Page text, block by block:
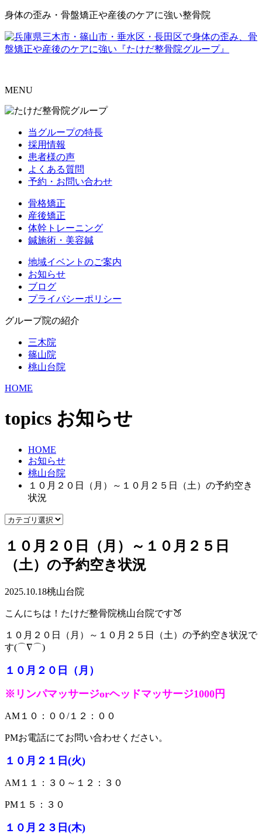
身体の歪み・骨盤矯正や産後のケアに強い整骨院
MENU
当グループの特長
採用情報
患者様の声
よくある質問
予約・お問い合わせ
骨格矯正
産後矯正
体幹トレーニング
鍼施術・美容鍼
地域イベントのご案内
お知らせ
ブログ
プライバシーポリシー
グループ院の紹介
三木院
篠山院
桃山台院
HOME
topics お知らせ
HOME
お知らせ
桃山台院
１０月２０日（月）～１０月２５日（土）の予約空き
状況
１０月２０日（月）～１０月２５日
（土）の予約空き状況
2025.10.18桃山台院
こんにちは！たけだ整骨院桃山台院です🍑
１０月２０日（月）～１０月２５日（土）の予約空き状況で
す(⌒∇⌒)
１０月２０ 日（月）
※リンパマッサージorヘッドマッサージ1000円
AM１０：００/１２：００
PMお電話にてお問い合わせください。
１０月２１日(火)
AM１１：３０～１２：３０
PM１５：３０
１０月２３日(木)